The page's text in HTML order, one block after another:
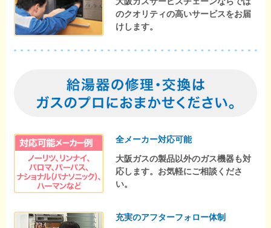
のクオリティの高いサービスをお届
けします。
全メーカー対応可能
大阪ガスの製品以外のガス機器も対
応します。お気軽にご相談くださ
い。
充実のアフターフォロー体制